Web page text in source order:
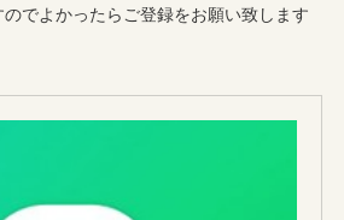
でよかったらご登録をお願い致します